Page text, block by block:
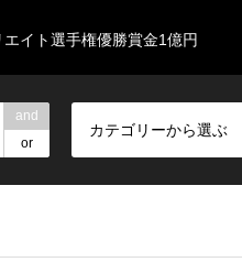
エイト選手権優勝賞金1億円
and
or
カテゴリーから選ぶ